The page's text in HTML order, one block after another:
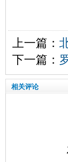
上一篇：
下一篇：
相关评论